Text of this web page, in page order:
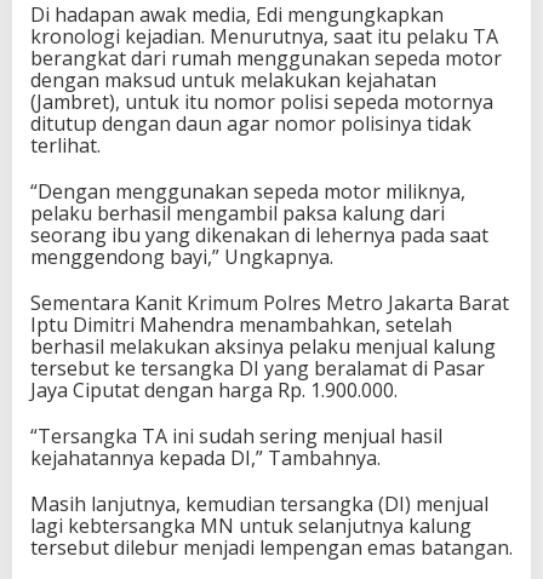
Di hadapan awak media, Edi mengungkapkan
kronologi kejadian. Menurutnya, saat itu pelaku TA
berangkat dari rumah menggunakan sepeda motor
dengan maksud untuk melakukan kejahatan
(Jambret), untuk itu nomor polisi sepeda motornya
ditutup dengan daun agar nomor polisinya tidak
terlihat.
“Dengan menggunakan sepeda motor miliknya,
pelaku berhasil mengambil paksa kalung dari
seorang ibu yang dikenakan di lehernya pada saat
menggendong bayi,” Ungkapnya.
Sementara Kanit Krimum Polres Metro Jakarta Barat
Iptu Dimitri Mahendra menambahkan, setelah
berhasil melakukan aksinya pelaku menjual kalung
tersebut ke tersangka DI yang beralamat di Pasar
Jaya Ciputat dengan harga Rp. 1.900.000.
“Tersangka TA ini sudah sering menjual hasil
kejahatannya kepada DI,” Tambahnya.
Masih lanjutnya, kemudian tersangka (DI) menjual
lagi kebtersangka MN untuk selanjutnya kalung
tersebut dilebur menjadi lempengan emas batangan.